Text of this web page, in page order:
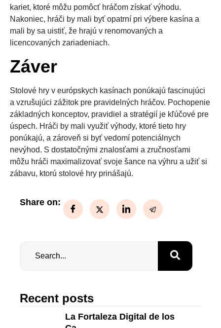
kariet, ktoré môžu pomôcť hráčom získať výhodu.
Nakoniec, hráči by mali byť opatrní pri výbere kasína a
mali by sa uistiť, že hrajú v renomovaných a
licencovaných zariadeniach.
Záver
Stolové hry v európskych kasínach ponúkajú fascinujúci
a vzrušujúci zážitok pre pravidelných hráčov. Pochopenie
základných konceptov, pravidiel a stratégií je kľúčové pre
úspech. Hráči by mali využiť výhody, ktoré tieto hry
ponúkajú, a zároveň si byť vedomí potenciálnych
nevýhod. S dostatočnými znalosťami a zručnosťami
môžu hráči maximalizovať svoje šance na výhru a užiť si
zábavu, ktorú stolové hry prinášajú.
Share on:
Recent posts
La Fortaleza Digital de los